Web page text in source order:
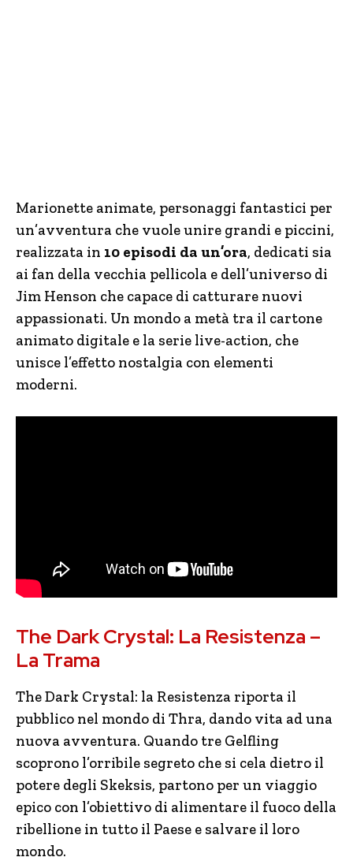
Marionette animate, personaggi fantastici per
un’avventura che vuole unire grandi e piccini,
realizzata in 10 episodi da un’ora, dedicati sia
ai fan della vecchia pellicola e dell’universo di
Jim Henson che capace di catturare nuovi
appassionati. Un mondo a metà tra il cartone
animato digitale e la serie live-action, che
unisce l’effetto nostalgia con elementi
moderni.
The Dark Crystal: La Resistenza –
La Trama
The Dark Crystal: la Resistenza riporta il
pubblico nel mondo di Thra, dando vita ad una
nuova avventura. Quando tre Gelfling
scoprono l’orribile segreto che si cela dietro il
potere degli Skeksis, partono per un viaggio
epico con l’obiettivo di alimentare il fuoco della
ribellione in tutto il Paese e salvare il loro
mondo.